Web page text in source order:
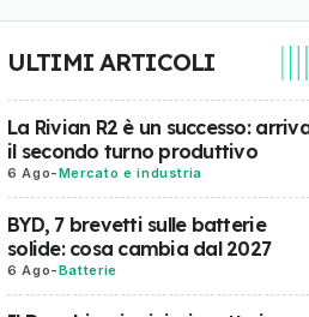
ULTIMI ARTICOLI
La Rivian R2 è un successo:
il secondo turno produttivo
6 Ago-Mercato e industria
BYD, 7 brevetti sulle batterie
solide: cosa cambia dal 2027
6 Ago-Batterie